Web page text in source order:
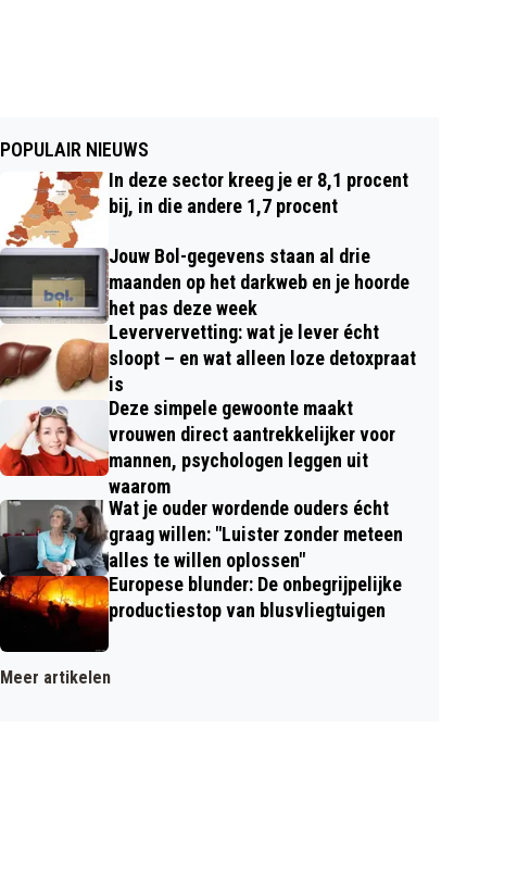
POPULAIR NIEUWS
In deze sector kreeg je er 8,1 procent
bij, in die andere 1,7 procent
Jouw Bol-gegevens staan al drie
maanden op het darkweb en je hoorde
het pas deze week
Leververvetting: wat je lever écht
sloopt – en wat alleen loze detoxpraat
is
Deze simpele gewoonte maakt
vrouwen direct aantrekkelijker voor
mannen, psychologen leggen uit
waarom
Wat je ouder wordende ouders écht
graag willen: "Luister zonder meteen
alles te willen oplossen"
Europese blunder: De onbegrijpelijke
productiestop van blusvliegtuigen
Meer artikelen